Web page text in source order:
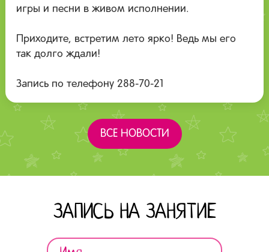
игры и песни в живом исполнении.
Приходите, встретим лето ярко! Ведь мы его
так долго ждали!
Запись по телефону 288-70-21
ВСЕ НОВОСТИ
ЗАПИСЬ НА ЗАНЯТИЕ